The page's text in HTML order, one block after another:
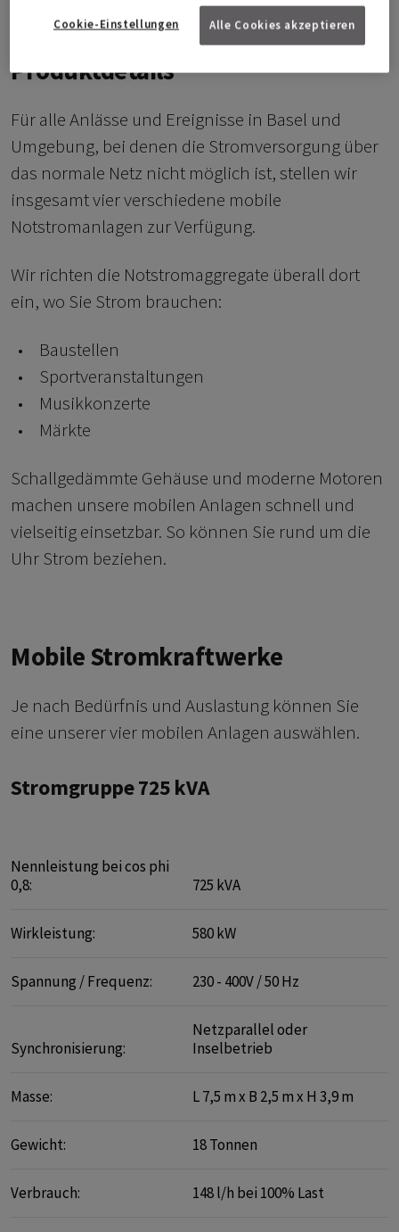
Produktdetails
Für alle Anlässe und Ereignisse in Basel und
Umgebung, bei denen die Stromversorgung über
das normale Netz nicht möglich ist, stellen wir
insgesamt vier verschiedene mobile
Notstromanlagen zur Verfügung.
Wir richten die Notstromaggregate überall dort
ein, wo Sie Strom brauchen:
Baustellen
Sportveranstaltungen
Musikkonzerte
Märkte
Schallgedämmte Gehäuse und moderne Motoren
machen unsere mobilen Anlagen schnell und
vielseitig einsetzbar. So können Sie rund um die
Uhr Strom beziehen.
Mobile Stromkraftwerke
Je nach Bedürfnis und Auslastung können Sie
eine unserer vier mobilen Anlagen auswählen.
Stromgruppe 725 kVA
Nennleistung bei cos phi
0,8:
725 kVA
Wirkleistung: 580 kW
Spannung / Frequenz: 230 - 400V / 50 Hz
Synchronisierung:
Netzparallel oder
Inselbetrieb
Masse: L 7,5 m x B 2,5 m x H 3,9 m
Gewicht: 18 Tonnen
Verbrauch: 148 l/h bei 100% Last
Alle Cookies akzeptieren
Cookie-Einstellungen